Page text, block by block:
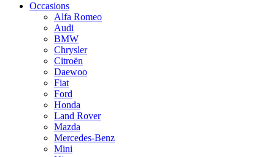
Occasions
Alfa Romeo
Audi
BMW
Chrysler
Citroën
Daewoo
Fiat
Ford
Honda
Land Rover
Mazda
Mercedes-Benz
Mini